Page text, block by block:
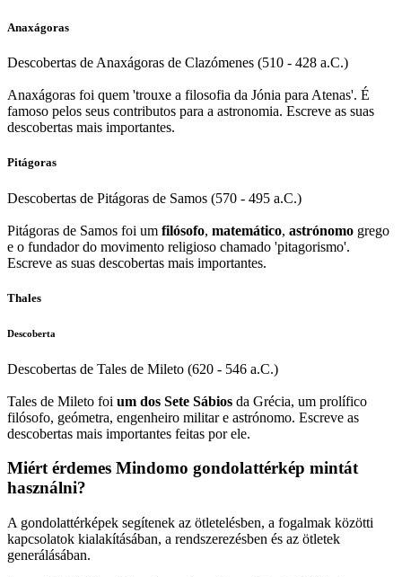
Anaxágoras
Descobertas de Anaxágoras de Clazómenes (510 - 428 a.C.)
Anaxágoras foi quem 'trouxe a filosofia da Jónia para Atenas'. É
famoso pelos seus contributos para a astronomia. Escreve as suas
descobertas mais importantes.
Pitágoras
Descobertas de Pitágoras de Samos (570 - 495 a.C.)
Pitágoras de Samos foi um filósofo, matemático, astrónomo grego
e o fundador do movimento religioso chamado 'pitagorismo'.
Escreve as suas descobertas mais importantes.
Thales
Descoberta
Descobertas de Tales de Mileto (620 - 546 a.C.)
Tales de Mileto foi um dos Sete Sábios da Grécia, um prolífico
filósofo, geómetra, engenheiro militar e astrónomo. Escreve as
descobertas mais importantes feitas por ele.
Miért érdemes Mindomo gondolattérkép mintát
használni?
A gondolattérképek segítenek az ötletelésben, a fogalmak közötti
kapcsolatok kialakításában, a rendszerezésben és az ötletek
generálásában.